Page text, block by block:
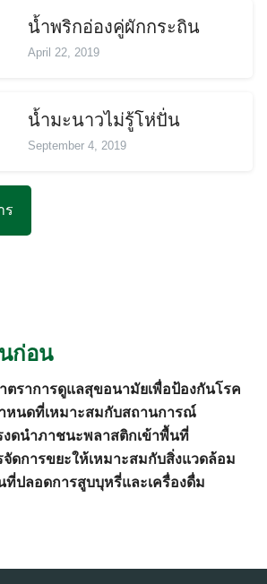
น้ำพริกอ่องคู่ผักกระถิน
April 22, 2019
น้ำมะนาวไม่รู้โห่ปั่น
September 4, 2019
ร
ก่อน
าตราการดูแลสุขอนามัยเพื่อป้องกันโรค
หนดที่เหมาะสมกับสถานการณ์
งดนำภาชนะพลาสติกเข้าพื้นที่
จัดการขยะให้เหมาะสมกับสิ่งแวดล้อม
ที่ปลอดการสูบบุหรี่และเครื่องดื่ม